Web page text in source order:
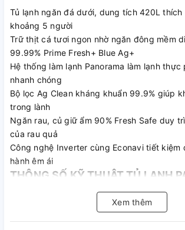
Tủ lạnh ngăn đá dưới, dung tích 420L
khoảng 5 người
Trữ thịt cá tươi ngon nhờ ngăn đông mềm
99.99% Prime Fresh+ Blue Ag+
Hệ thống làm lạnh Panorama làm lạnh thực
nhanh chóng
Bộ lọc Ag Clean kháng khuẩn 99.9% giúp
trong lành
Ngăn rau, củ giữ ẩm 90% Fresh Safe duy
của rau quả
Công nghệ Inverter cùng Econavi tiết kiệm
hành êm ái
THÔNG SỐ KỸ THUẬT TỦ LẠNH
INVERTER 420 LÍT NR-
Panasonic
Xem thêm